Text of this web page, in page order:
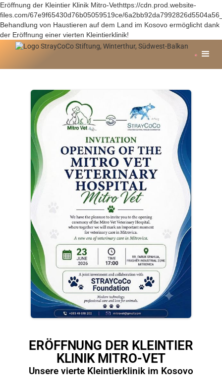
Eröffnung der Kleintier Klinik Mitro-Vethttps://cdn.prod.website-
files.com/67e9f65430d76b05059519ce/
Behandlung von Haustieren auf dem Land im Kosovo ermöglicht dank
der Eröffnung einer vierten Kleintierklinik!
ERÖFFNUNG DER KLEINTIER
KLINIK MITRO-VET
Unsere vierte Kleintierklinik im Kosovo